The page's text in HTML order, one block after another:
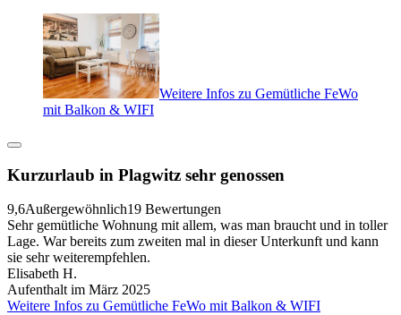
Weitere Infos zu Gemütliche FeWo
mit Balkon & WIFI
Kurzurlaub in Plagwitz sehr genossen
9,6Außergewöhnlich19 Bewertungen
Sehr gemütliche Wohnung mit allem, was man braucht und in toller
Lage. War bereits zum zweiten mal in dieser Unterkunft und kann
sie sehr weiterempfehlen.
Elisabeth H.
Aufenthalt im März 2025
Weitere Infos zu Gemütliche FeWo mit Balkon & WIFI